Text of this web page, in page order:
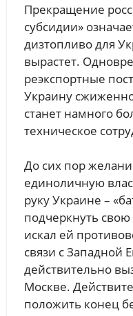
Прекращение
субсидии»
дизтопливо для
вырастет.
реэкспортные
Украину
станет намного
техническое
До сих пор
единоличную
руку Украине –
подчеркнуть свою
искал ей
связи с Западной
действительно
Москве.
положить конец